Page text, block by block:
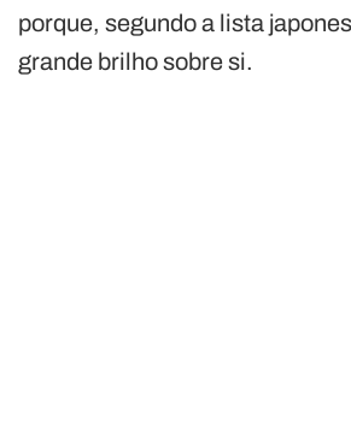
porque, segundo a lista
grande brilho sobre si.